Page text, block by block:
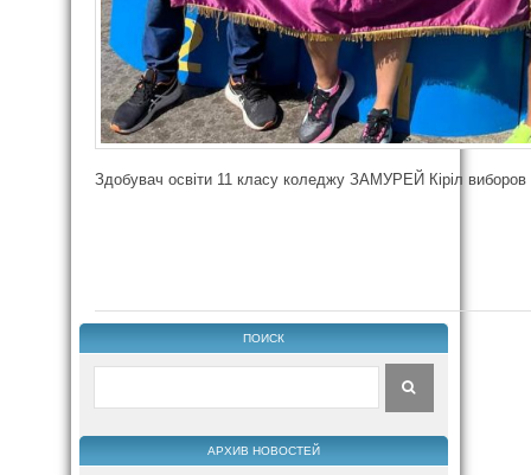
Здобувач освіти 11 класу коледжу ЗАМУРЕЙ Кіріл виборов
ПОИСК
АРХИВ НОВОСТЕЙ